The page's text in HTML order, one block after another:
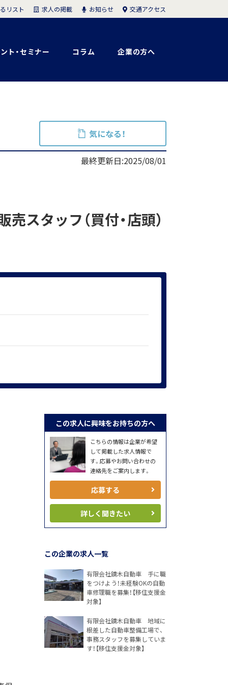
ト・セミナー コラム 企業の方へ
リスト 求人の掲載 お知らせ 交通アクセス
気になる！
最終更新日:2025/08/01
スタッフ（買付・店頭）
この求人に興味をお持ちの方へ
こちらの情報は企業が希望
して掲載した求人情報で
す。応募やお問い合わせの
連絡先をご案内します。
応募する
詳しく聞きたい
この企業の求人一覧
有限会社鏑木自動車 手に職
をつけよう！未経験OKの自動
車修理職を募集！【移住支援金
対象】
有限会社鏑木自動車 地域に
根差した自動車整備工場で、
事務スタッフを募集していま
す！【移住支援金対象】